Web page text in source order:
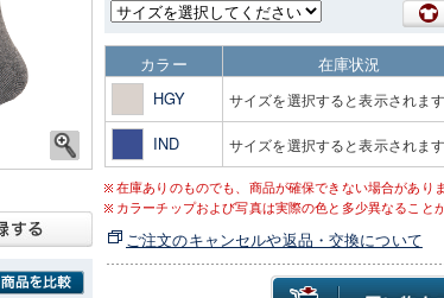
カラー 在庫状況
HGY
サイズを選択すると表示されます
IND サイズを選択すると表示されます
在庫ありのものでも、商品が確保できない場合がありま
カラーチップおよび写真は実際の色と多少異なること
ご注文のキャンセルや返品・交換について